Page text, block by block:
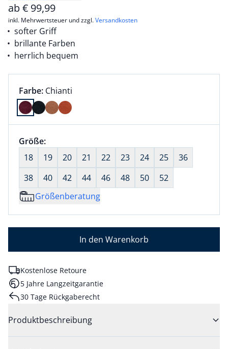
ab€ 99,99
inkl. Mehrwertsteuer und zzgl.Versandkosten
softer Griff
brillante Farben
herrlich bequem
Farbauswahl:
Farbe: aktuell ausgewählt:
Chianti
Farbe Chianti ausgewählt
Größenauswahl:
Größe:nichts ausgewählt
18
19 20 21 22 23 24 25
36
38
40 42 44 46 48 50
52
Größenberatung
In den Warenkorb
Kostenlose Retoure
5 Jahre Langzeitgarantie
30 Tage Rückgaberecht
Produktbeschreibung